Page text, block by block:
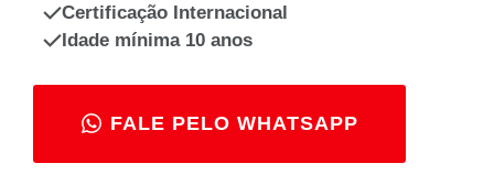
Certificação Internacional
Idade mínima 10 anos
FALE PELO WHATSAPP